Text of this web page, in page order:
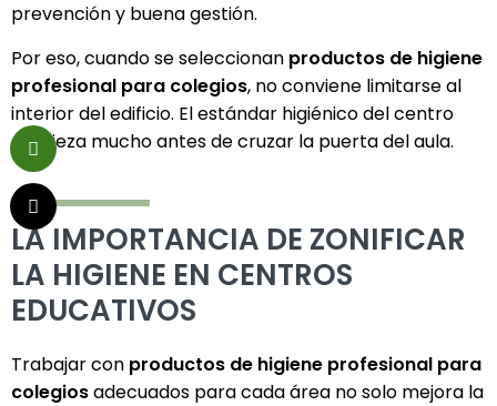
prevención y buena gestión.
Por eso, cuando se seleccionan productos de higiene
profesional para colegios, no conviene limitarse al
interior del edificio. El estándar higiénico del centro
empieza mucho antes de cruzar la puerta del aula.
LA IMPORTANCIA DE ZONIFICAR
LA HIGIENE EN CENTROS
EDUCATIVOS
Trabajar con productos de higiene profesional para
colegiosadecuados para cada área no solo mejora la